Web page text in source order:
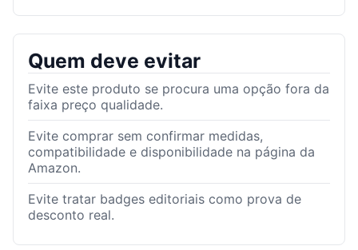
Quem deve evitar
Evite este produto se procura uma opção fora da
faixa preço qualidade.
Evite comprar sem confirmar medidas,
compatibilidade e disponibilidade na página da
Amazon.
Evite tratar badges editoriais como prova de
desconto real.